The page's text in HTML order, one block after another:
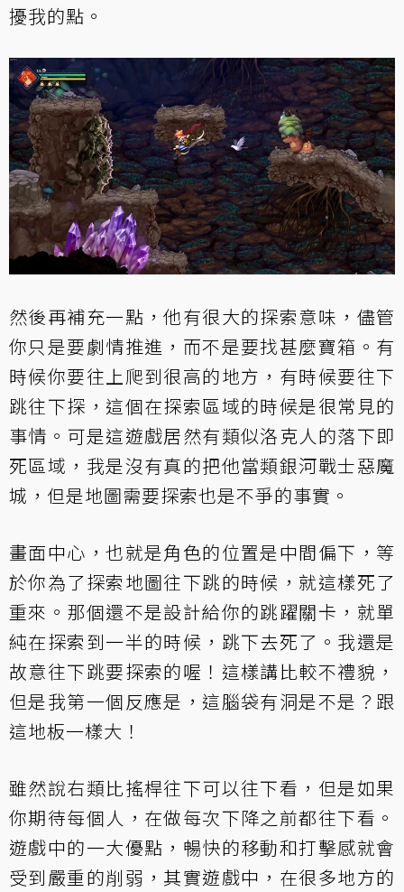
擾我的點。
然後再補充一點，他有很大的探索意味，儘管
你只是要劇情推進，而不是要找甚麼寶箱。有
時候你要往上爬到很高的地方，有時候要往下
跳往下探，這個在探索區域的時候是很常見的
事情。可是這遊戲居然有類似洛克人的落下即
死區域，我是沒有真的把他當類銀河戰士惡魔
城，但是地圖需要探索也是不爭的事實。
畫面中心，也就是角色的位置是中間偏下，等
於你為了探索地圖往下跳的時候，就這樣死了
重來。那個還不是設計給你的跳躍關卡，就單
純在探索到一半的時候，跳下去死了。我還是
故意往下跳要探索的喔！這樣講比較不禮貌，
但是我第一個反應是，這腦袋有洞是不是？跟
這地板一樣大！
雖然說右類比搖桿往下可以往下看，但是如果
你期待每個人，在做每次下降之前都往下看。
遊戲中的一大優點，暢快的移動和打擊感就會
受到嚴重的削弱，其實遊戲中，在很多地方的